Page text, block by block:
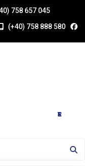
758 657 045
(+40) 758 888 580
STIRI